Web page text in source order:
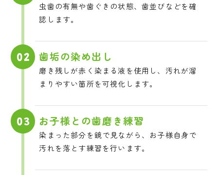
虫歯の有無や歯ぐきの状態、歯並びなどを確
認します。
02 歯垢の染め出し
磨き残しが赤く染まる液を使用し、汚れが溜
まりやすい箇所を可視化します。
03 お子様との歯磨き練習
染まった部分を鏡で見ながら、お子様自身で
汚れを落とす練習を行います。